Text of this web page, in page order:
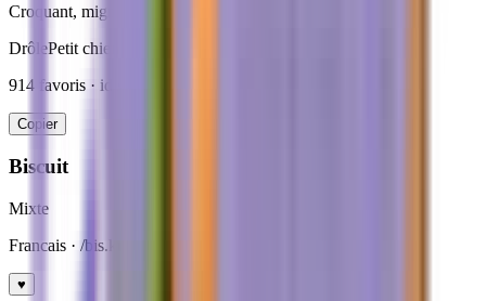
Croquant, mignon, gourmand.
DrôlePetit chien
914 favoris · ideal
Copier
Biscuit
Mixte
Francais · /bis.kɥi/
♥